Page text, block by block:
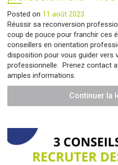
Posted on 11 août 2023
Réussir sa reconversion
coup de pouce pour franchir ces
conseillers en orientation
disposition pour vous guider vers
professionnelle. Prenez contact
amples informations.
Continuer la